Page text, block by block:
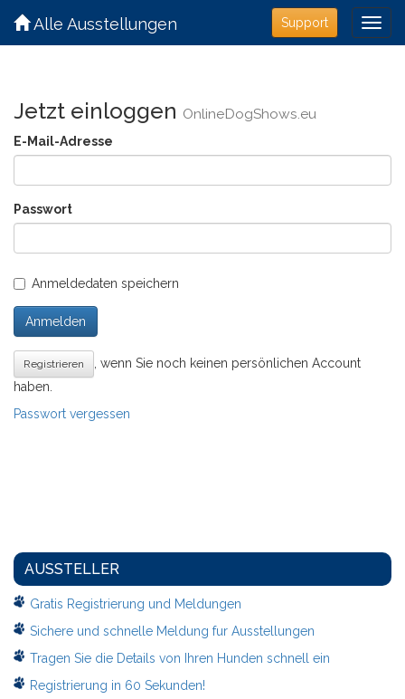
Support
Alle Ausstellungen
Jetzt einloggen OnlineDogShows.eu
E-Mail-Adresse
Passwort
Anmeldedaten speichern
Anmelden
Registrieren
, wenn Sie noch keinen persönlichen Account
haben.
Passwort vergessen
AUSSTELLER
Gratis Registrierung und Meldungen
Sichere und schnelle Meldung fur Ausstellungen
Tragen Sie die Details von Ihren Hunden schnell ein
Registrierung in 60 Sekunden!